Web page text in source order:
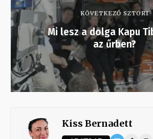
KÖVETKEZŐ SZTORI
Mi lesz a dolga Kapu
az űrben?
Kiss Bernadett